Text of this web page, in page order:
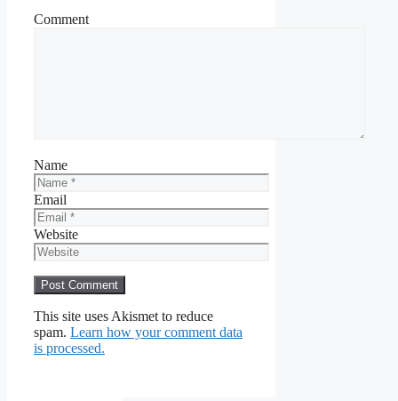
Comment
Name
Email
Website
This site uses Akismet to reduce
spam. Learn how your comment data
is processed.